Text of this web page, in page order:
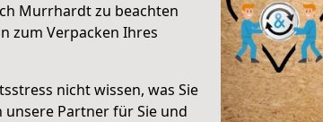
Murrhardt zu beachten
zum Verpacken Ihres
nicht wissen, was Sie
Partner für Sie und